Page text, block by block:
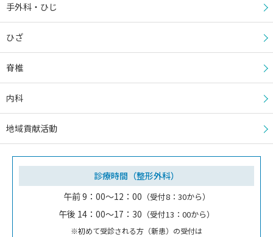
手外科・ひじ
ひざ
脊椎
内科
地域貢献活動
診療時間（整形外科）
午前 9：00～12：00 （受付8：30から）
午後 14：00～17：30 （受付13：00から）
※初めて受診される方（新患）の受付は